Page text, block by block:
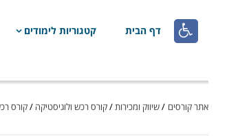
 דף הבית קטגוריות לימודים
אתר קורסים /שיווק ומכירות/קורס רכש ולוגיסטיקה /קורס רכש